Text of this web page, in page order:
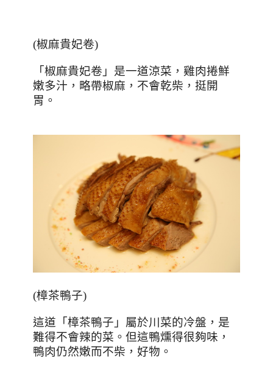
(椒麻貴妃卷)
「椒麻貴妃卷」是一道涼菜，雞肉捲鮮
嫩多汁，略帶椒麻，不會乾柴，挺開
胃。
(樟茶鴨子)
這道「樟茶鴨子」屬於川菜的冷盤，是
難得不會辣的菜。但這鴨燻得很夠味，
鴨肉仍然嫩而不柴，好物。